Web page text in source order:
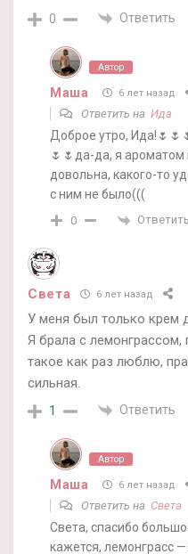
0 Ответить
Автор
Маша 6 лет назад
Ответить на Ида
Доброе утро,
🌷🌷да-да, я
довольна, какого-то
с ним не было(((
0 Ответить
Света 6 лет назад
У меня был только крем
Я брала с
такое как раз люблю,
сильная.
1 Ответить
Автор
Маша 6 лет назад
Ответить на Света
Света, спасибо
кажется, лемонграсс